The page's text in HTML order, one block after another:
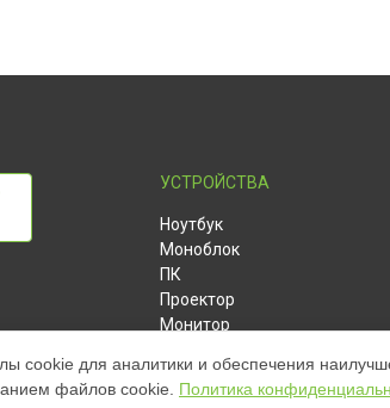
ES Series 5
УСТРОЙСТВА
Ноутбук
Моноблок
ПК
Проектор
Монитор
Ультрабук
Электросамокат
cookie для аналитики и обеспечения
файлов cookie. Политика